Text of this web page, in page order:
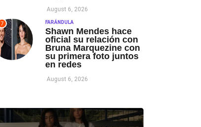
August 6, 2026
7 FARÁNDULA
Shawn Mendes hace
oficial su relación con
Bruna Marquezine con
su primera foto juntos
en redes
August 6, 2026